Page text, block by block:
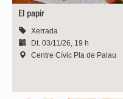
El papir
Xerrada
Dt. 03/11/26, 19 h
Centre Cívic Pla de Palau